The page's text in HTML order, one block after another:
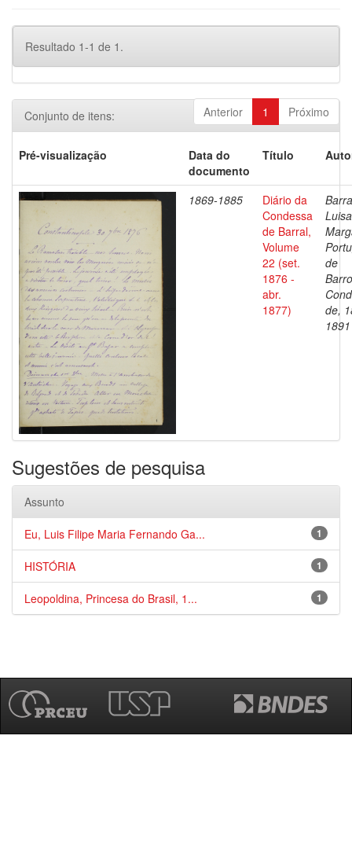
Resultado 1-1 de 1.
Anterior 1 Próximo
Conjunto de itens:
Pré-visualização
Data do
documento
Título
1869-1885
Diário da
Condessa
de Barral,
Volume
22 (set.
1876 -
abr.
1877)
Luisa
de
de,
1891
Sugestões de pesquisa
Assunto
1
Eu, Luis Filipe Maria Fernando Ga...
1
HISTÓRIA
1
Leopoldina, Princesa do Brasil, 1...